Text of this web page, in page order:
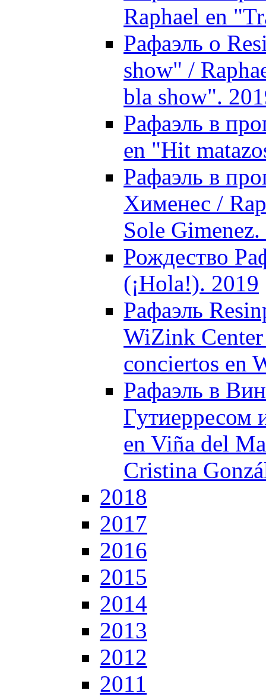
Raphael en
Рафаэль о
show" /
bla show".
Рафаэль в
en "Hit
Рафаэль в
Хименес /
Sole
Рождество
(¡Hola!). 2019
Рафаэль
WiZink Center
conciertos en
Рафаэль в
Гутиерресом
en Viña del
Cristina
2018
2017
2016
2015
2014
2013
2012
2011